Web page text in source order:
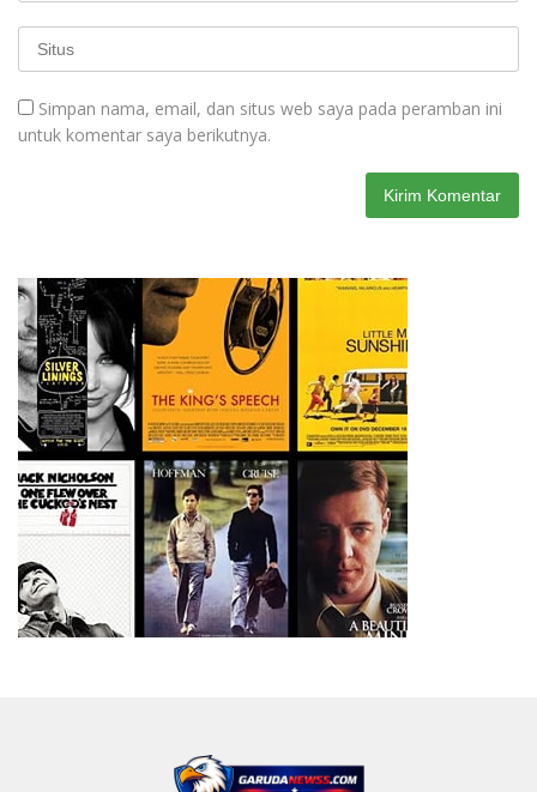
Simpan nama, email, dan situs web saya pada peramban ini
untuk komentar saya berikutnya.